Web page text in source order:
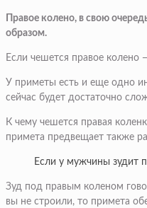
Правое колено, в свою
образом.
Если чешется правое
У приметы есть и еще одно
сейчас будет достаточно
К чему чешется правая
примета предвещает также
Если у мужчины зудит
Зуд под правым коленом
вы не строили, то примета